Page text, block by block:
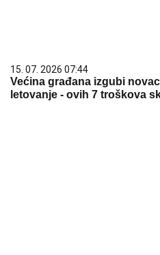
15. 07. 2026 07:44
Većina građana izgubi
letovanje - ovih 7 troškova